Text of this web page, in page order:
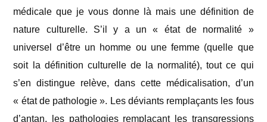
médicale que je vous donne là mais une définition de
nature culturelle. S’il y a un « état de normalité »
universel d’être un homme ou une femme (quelle que
soit la définition culturelle de la normalité), tout ce qui
s’en distingue relève, dans cette médicalisation, d’un
« état de pathologie ». Les déviants remplaçants les fous
d’antan, les pathologies remplaçant les transgressions